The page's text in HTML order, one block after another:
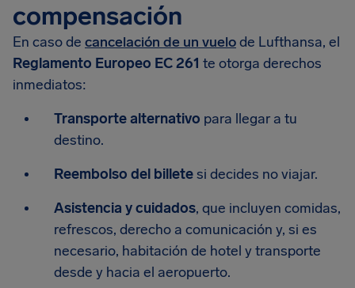
compensación
En caso de cancelación de un vuelode Lufthansa, el
Reglamento Europeo EC 261 te otorga derechos
inmediatos:
Transporte alternativo para llegar a tu
destino.
Reembolso del billetesi decides no viajar.
Asistencia y cuidados, que incluyen comidas,
refrescos, derecho a comunicación y, si es
necesario, habitación de hotel y transporte
desde y hacia el aeropuerto.